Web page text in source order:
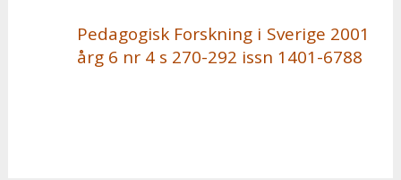
Pe­da­go­gisk Forsk­ning i Sve­ri­ge 2001
årg 6 nr 4 s 270-292 issn 1401-6788